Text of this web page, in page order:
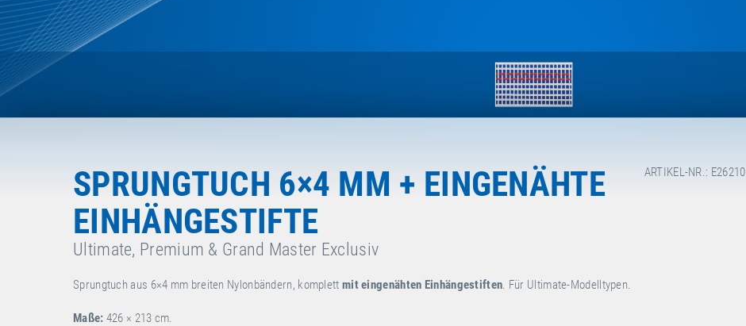
ARTIKEL-NR.: E26210
SPRUNGTUCH 6×4 MM + EINGENÄHTE
EINHÄNGESTIFTE
Ultimate, Premium & Grand Master Exclusiv
Sprungtuch aus 6×4 mm breiten Nylonbändern, komplett mit eingenähten Einhängestiften. Für Ultimate-Modelltypen.
Maße: 426 × 213 cm.